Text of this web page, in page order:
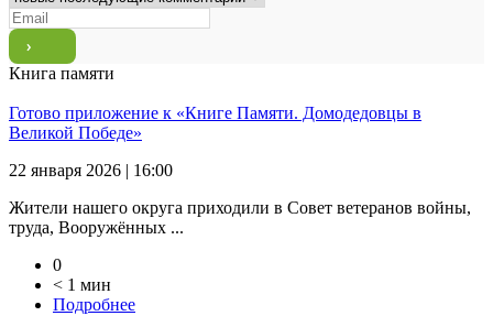
Книга памяти
Готово приложение к «Книге Памяти. Домодедовцы в
Великой Победе»
22 января 2026 | 16:00
Жители нашего округа приходили в Совет ветеранов войны,
труда, Вооружённых ...
0
< 1 мин
Подробнее